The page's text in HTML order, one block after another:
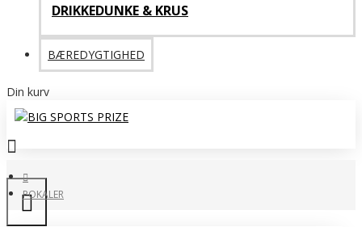
DRIKKEDUNKE & KRUS
BÆREDYGTIGHED
Din kurv
POKALER